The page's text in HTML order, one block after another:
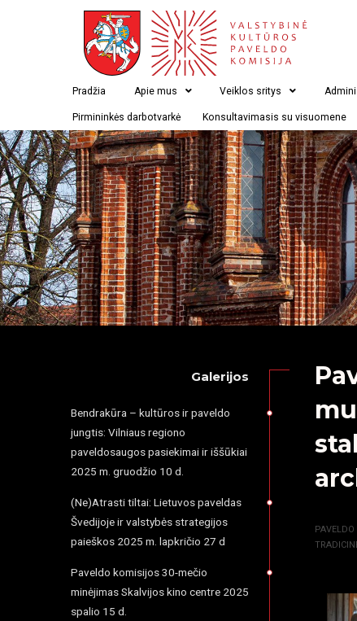
Pradžia Apie mus Veiklos sritys
Pirmininkės darbotvarkė Konsultavimasis su visuomene
Galerijos
Bendrakūra – kultūros ir paveldo
jungtis: Vilniaus regiono
paveldosaugos pasiekimai ir iššūkiai
2025 m. gruodžio 10 d.
(Ne)Atrasti tiltai: Lietuvos paveldas
Švedijoje ir valstybės strategijos
paieškos 2025 m. lapkričio 27 d
Paveldo komisijos 30-mečio
minėjimas Skalvijos kino centre 2025
spalio 15 d.